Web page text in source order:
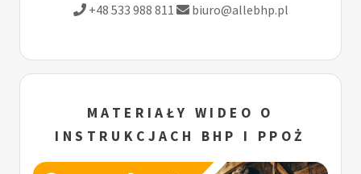
+48 533 988 811 biuro@allebhp.pl
MATERIAŁY WIDEO O
INSTRUKCJACH BHP I PPOŻ